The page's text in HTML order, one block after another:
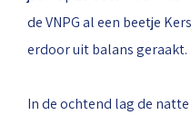
de VNPG al een beetje
erdoor uit balans geraakt.
In de ochtend lag de